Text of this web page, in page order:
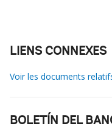
LIENS CONNEXES
Voir les documents
BOLETÍN DEL